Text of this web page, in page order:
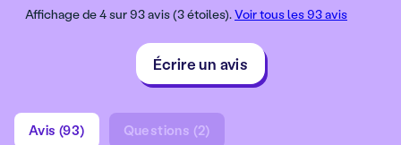
Affichage de 4 sur 93 avis (3 étoiles).Voir tous les 93 avis
Écrire un avis
Avis (93) Questions (2)